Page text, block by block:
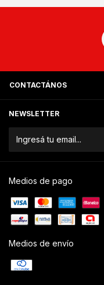
CONTACTÁNOS
NEWSLETTER
Medios de pago
Medios de envío